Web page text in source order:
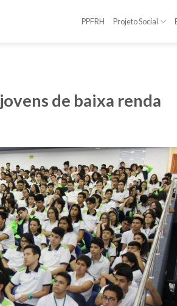
PPFRH Projeto Social
de baixa renda